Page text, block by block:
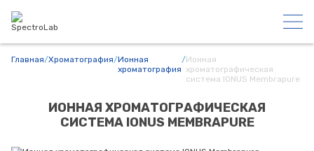
Главная/Хроматография/Ионная
хроматография
/Ионная
хроматографическая
система IONUS Membrapure
ИОННАЯ ХРОМАТОГРАФИЧЕСКАЯ
СИСТЕМА IONUS MEMBRAPURE